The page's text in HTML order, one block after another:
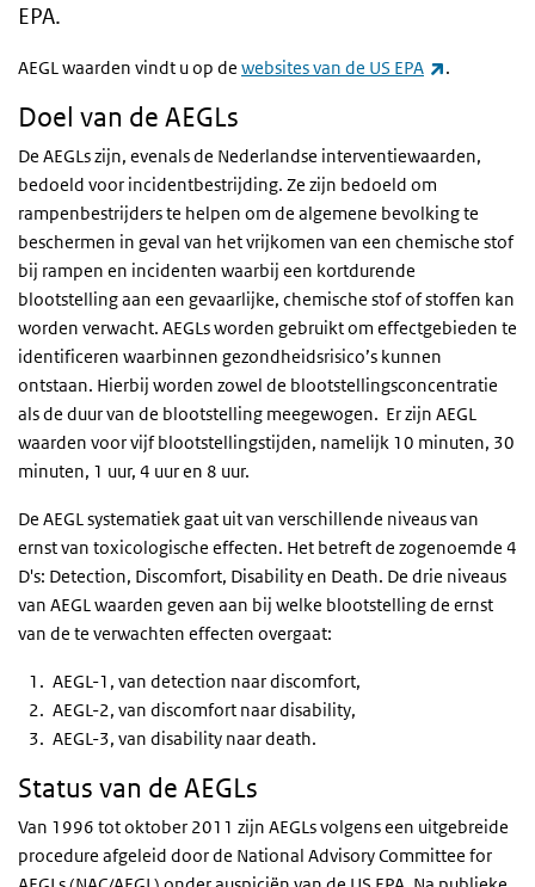
EPA.
AEGL waarden vindt u op de websites van de US EPA .
Doel van de AEGLs
De AEGLs zijn, evenals de Nederlandse interventiewaarden,
bedoeld voor incidentbestrijding. Ze zijn bedoeld om
rampenbestrijders te helpen om de algemene bevolking te
beschermen in geval van het vrijkomen van een chemische stof
bij rampen en incidenten waarbij een kortdurende
blootstelling aan een gevaarlijke, chemische stof of stoffen kan
worden verwacht. AEGLs worden gebruikt om effectgebieden te
identificeren waarbinnen gezondheidsrisico’s kunnen
ontstaan. Hierbij worden zowel de blootstellingsconcentratie
als de duur van de blootstelling meegewogen. Er zijn AEGL
waarden voor vijf blootstellingstijden, namelijk 10 minuten, 30
minuten, 1 uur, 4 uur en 8 uur.
De AEGL systematiek gaat uit van verschillende niveaus van
ernst van toxicologische effecten. Het betreft de zogenoemde 4
D's: Detection, Discomfort, Disabilityen Death. De drie niveaus
van AEGL waarden geven aan bij welke blootstelling de ernst
van de te verwachten effecten overgaat:
AEGL-1, van detection naardiscomfort,
AEGL-2, van discomfort naardisability,
AEGL-3, van disability naardeath.
Status van de AEGLs
Van 1996 tot oktober 2011 zijn AEGLs volgens een uitgebreide
procedure afgeleid door de National Advisory Committee for